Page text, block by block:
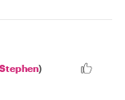
Stephen)